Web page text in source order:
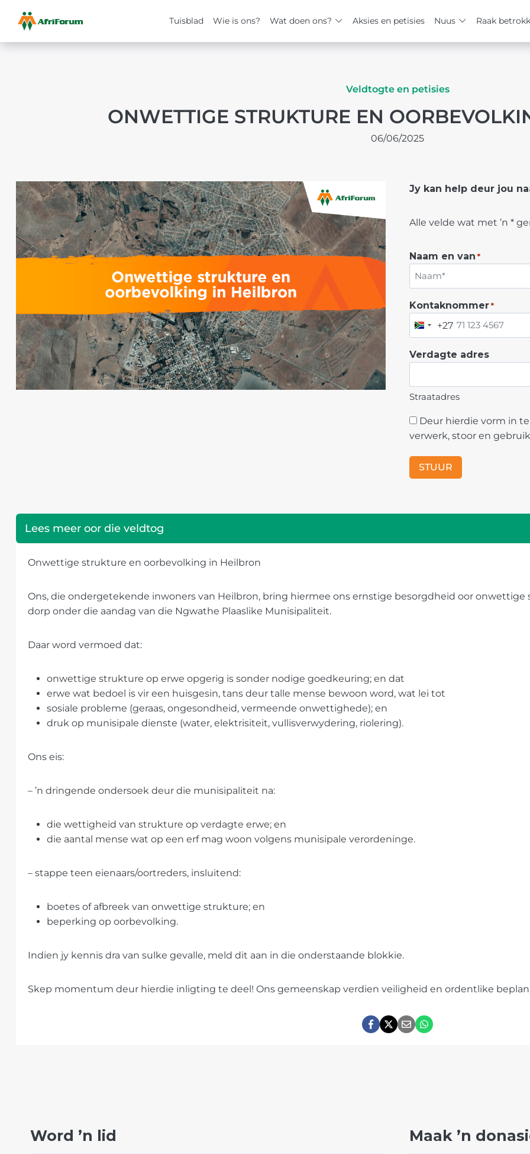
Tuisblad Wie is ons? Wat doen ons? Aksies en petisies Nuus Raak
Skip
Veldtogte en petisies
ONWETTIGE STRUKTURE EN
06/06/2025
Jy kan help deur jou
Alle velde wat met ’n *
Naam en van *
a
m
Kontaknommer *
S
U
H
A
F
R
C
A
+27
Verdagte adres
Straatadres
C
o
e
Deur hierdie vorm in
verwerk, stoor en
Lees meer oor die veldtog
Onwettige strukture en oorbevolking in Heilbron
Ons, die ondergetekende inwoners van Heilbron, bring hiermee ons ernstige besorgdheid oor
dorp onder die aandag van die Ngwathe Plaaslike Munisipaliteit.
Daar word vermoed dat:
onwettige strukture op erwe opgerig is sonder nodige goedkeuring; en dat
erwe wat bedoel is vir een huisgesin, tans deur talle mense bewoon word, wat lei tot
sosiale probleme (geraas, ongesondheid, vermeende onwettighede); en
druk op munisipale dienste (water, elektrisiteit, vullisverwydering, riolering).
Ons eis:
– ’n dringende ondersoek deur die munisipaliteit na:
die wettigheid van strukture op verdagte erwe; en
die aantal mense wat op een erf mag woon volgens munisipale verordeninge.
– stappe teen eienaars/oortreders, insluitend:
boetes of afbreek van onwettige strukture; en
beperking op oorbevolking.
Indien jy kennis dra van sulke gevalle, meld dit aan in die onderstaande blokkie.
Skep momentum deur hierdie inligting te deel! Ons gemeenskap verdien veiligheid en ordentlike
Word ’n lid Maak ’n